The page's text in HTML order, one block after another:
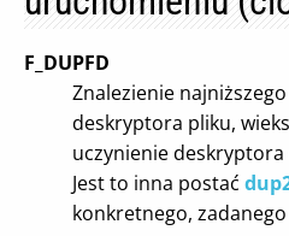
F_DUPFD
Znalezienie
deskryptora pliku,
uczynienie
Jest to inna postać
konkretnego,